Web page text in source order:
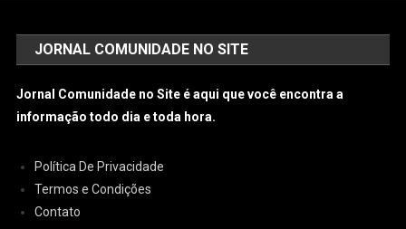
JORNAL COMUNIDADE NO SITE
Jornal Comunidade no Site é aqui que você encontra a
informação todo dia e toda hora.
Política De Privacidade
Termos e Condições
Contato